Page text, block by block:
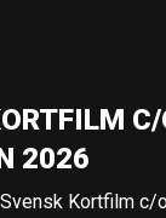
2026
Kortfilm c/